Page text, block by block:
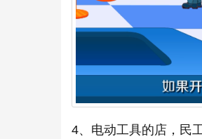
4、电动工具的店，民